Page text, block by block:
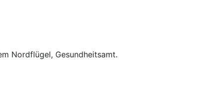
Nordflügel, Gesundheitsamt.